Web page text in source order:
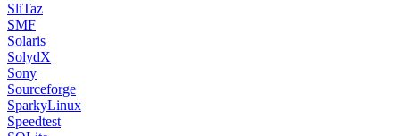
SliTaz
SMF
Solaris
SolydX
Sony
Sourceforge
SparkyLinux
Speedtest